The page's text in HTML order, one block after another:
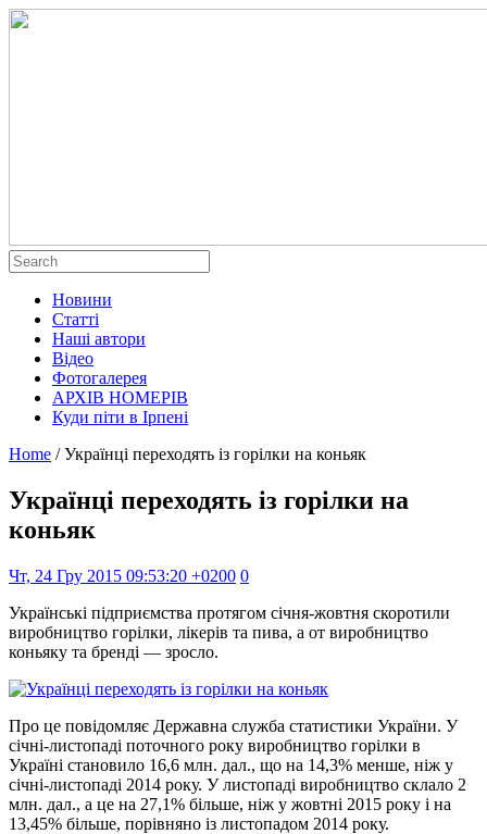
Новини
Статті
Наші автори
Відео
Фотогалерея
АРХІВ НОМЕРІВ
Куди піти в Ірпені
Home / Українці переходять із горілки на коньяк
Українці переходять із горілки на
коньяк
Чт, 24 Гру 2015 09:53:20 +0200 0
Українські підприємства протягом січня-жовтня скоротили
виробництво горілки, лікерів та пива, а от виробництво
коньяку та бренді — зросло.
Про це повідомляє Державна служба статистики України. У
січні-листопаді поточного року виробництво горілки в
Україні становило 16,6 млн. дал., що на 14,3% менше, ніж у
січні-листопаді 2014 року. У листопаді виробництво склало 2
млн. дал., а це на 27,1% більше, ніж у жовтні 2015 року і на
13,45% більше, порівняно із листопадом 2014 року.